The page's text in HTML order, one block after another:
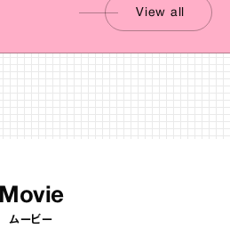
View all
Movie
ムービー